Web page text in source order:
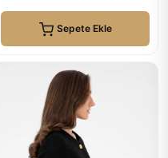
Sepete Ekle